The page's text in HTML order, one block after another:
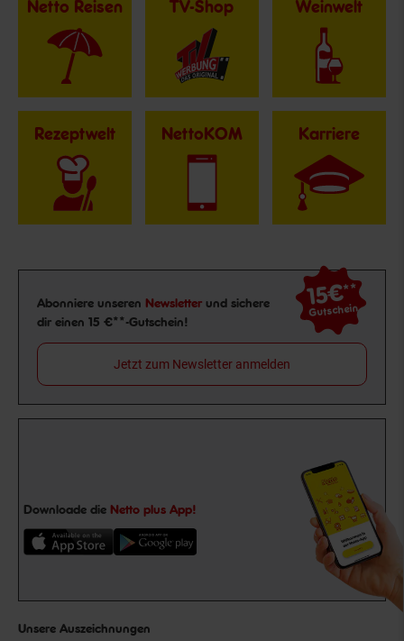
Netto Reisen TV-Shop Weinwelt
Rezeptwelt NettoKOM Karriere
Newsletter Anmeldung
Abonniere unseren Newsletter und sichere
dir einen 15 €**-Gutschein!
15€**
Gutschein
Jetzt zum Newsletter anmelden
Downloade die Netto plus App!
Unsere Auszeichnungen